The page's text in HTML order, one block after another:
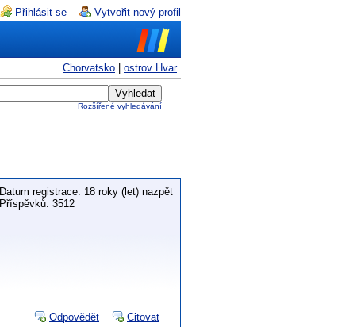
Přihlásit se Vytvořit nový profil
Chorvatsko ostrov Hvar
Rozšířené vyhledávání
Datum registrace: 18 roky (let) nazpět
Příspěvků: 3512
Odpovědět Citovat